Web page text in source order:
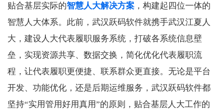
贴合基层实际的智慧人大解决方案，构建起四位一体的
智慧人大体系。此前，武汉跃码软件就携手武汉江夏人
大，建设人大代表履职服务系统，打破各系统信息壁
垒，实现资源共享、数据交换，简化优化代表履职流
程，让代表履职更便捷、联系群众更直接。无论是平台
开发、功能优化，还是后期运维服务，武汉跃码软件都
坚持“实用管用好用真用”的原则，贴合基层人大工作的